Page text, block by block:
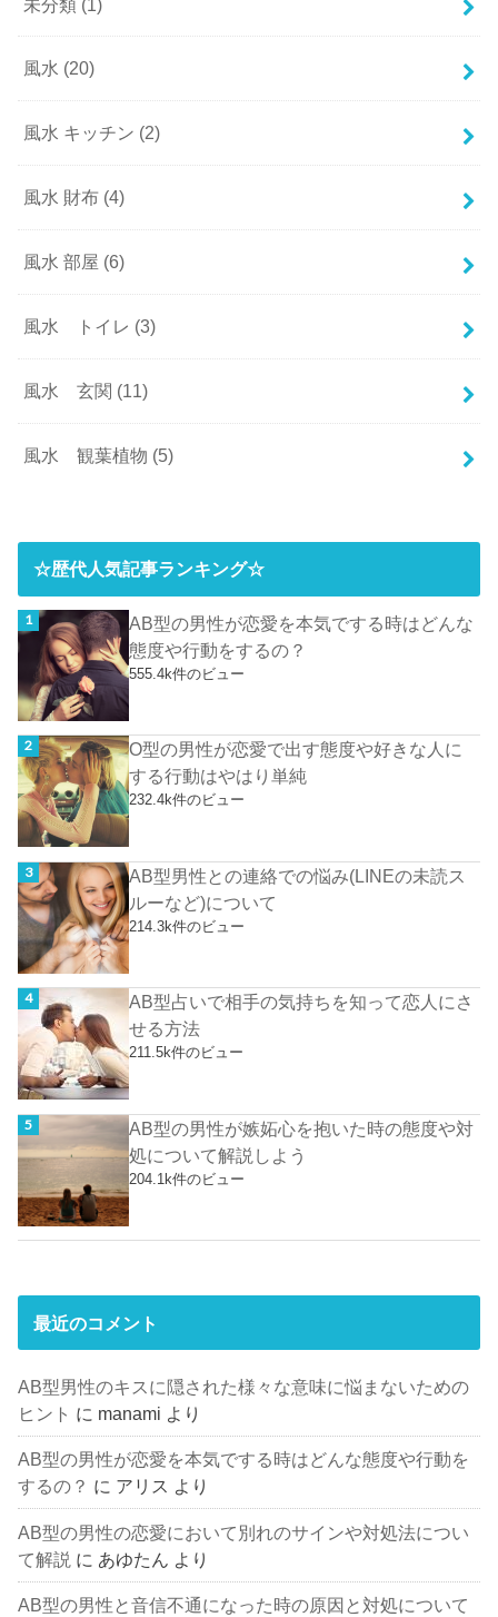
風水 (20)
風水 キッチン (2)
風水 財布 (4)
風水 部屋 (6)
風水 トイレ (3)
風水 玄関 (11)
風水 観葉植物 (5)
☆歴代人気記事ランキング☆
AB型の男性が恋愛を本気でする時はどんな
態度や行動をするの？
555.4k件のビュー
O型の男性が恋愛で出す態度や好きな人に
する行動はやはり単純
232.4k件のビュー
AB型男性との連絡での悩み(LINEの未読ス
ルーなど)について
214.3k件のビュー
AB型占いで相手の気持ちを知って恋人にさ
せる方法
211.5k件のビュー
AB型の男性が嫉妬心を抱いた時の態度や対
処について解説しよう
204.1k件のビュー
最近のコメント
AB型男性のキスに隠された様々な意味に悩まないための
ヒント に manami より
AB型の男性が恋愛を本気でする時はどんな態度や行動を
するの？ に アリス より
AB型の男性の恋愛において別れのサインや対処法につい
て解説 に あゆたん より
AB型の男性と音信不通になった時の原因と対処について